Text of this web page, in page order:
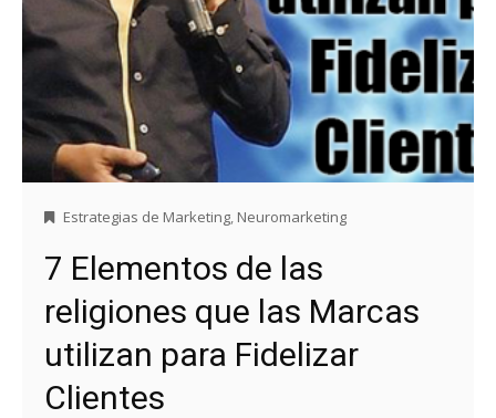
Estrategias de Marketing, Neuromarketing
7 Elementos de las
religiones que las Marcas
utilizan para Fidelizar
Clientes